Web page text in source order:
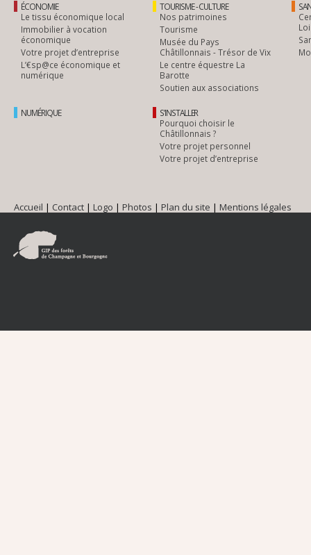
ÉCONOMIE
Le tissu économique local
Immobilier à vocation
économique
Votre projet d’entreprise
L’€sp@ce économique et
numérique
TOURISME - CULTURE
Nos patrimoines
Tourisme
Musée du Pays
Châtillonnais - Trésor de Vix
Le centre équestre La
Barotte
Soutien aux associations
NUMÉRIQUE
S’INSTALLER
Pourquoi choisir le
Châtillonnais ?
Votre projet personnel
Votre projet d’entreprise
Accueil | Contact | Logo | Photos | Plan du site | Mentions légales